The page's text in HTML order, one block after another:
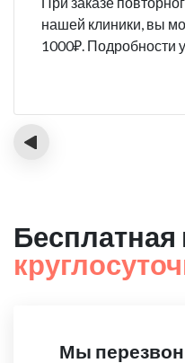
нашей клиники, вы
1000₽. Подробности
‹
Бесплатная
Мы